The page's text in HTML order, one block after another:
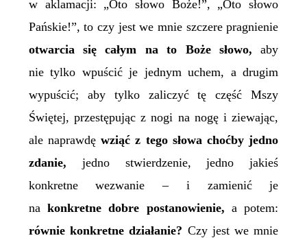
w aklamacji: „Oto słowo Boże!”, „Oto słowo
Pańskie!”, to czy jest we mnie szczere pragnienie
otwarcia się całym na to Boże słowo,aby
nie tylko wpuścić je jednym uchem, a drugim
wypuścić; aby tylko zaliczyć tę część Mszy
Świętej, przestępując z nogi na nogę i ziewając,
ale naprawdęwziąć z tego słowa choćby jedno
zdanie, jedno stwierdzenie, jedno jakieś
konkretne wezwanie – i zamienić je
nakonkretne dobre postanowienie, a potem:
równie konkretne działanie? Czy jest we mnie